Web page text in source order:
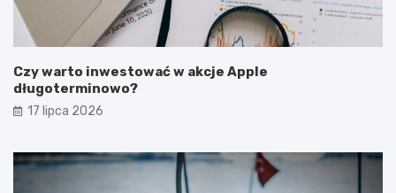
Czy warto inwestować w akcje Apple
długoterminowo?
17 lipca 2026